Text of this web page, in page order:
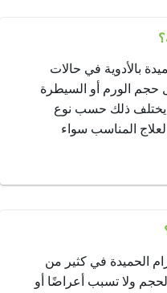
بالأدوية في حالات
حجم الورم أو السيطرة
يختلف ذلك حسب نوع
المناسب سواء
الحميدة في كثير من
ولا تسبب أعراضًا أو